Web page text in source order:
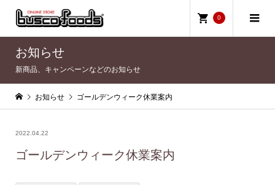
0
お知らせ
新商品、キャンペーンなどのお知らせ
お知らせ ゴールデンウィーク休業案内
2022.04.22
ゴールデンウィーク休業案内